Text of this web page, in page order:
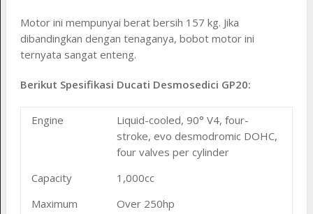
Motor ini mempunyai berat bersih 157 kg. Jika
dibandingkan dengan tenaganya, bobot motor ini
ternyata sangat enteng.
Berikut Spesifikasi Ducati Desmosedici GP20:
Engine
Liquid-cooled, 90° V4, four-
stroke, evo desmodromic DOHC,
four valves per cylinder
Capacity
1,000cc
Maximum
Over 250hp